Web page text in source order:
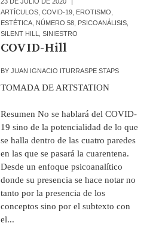
ARTÍCULOS ,COVID-19 EROTISMO
ESTÉTICA NÚMERO 58 PSICOANÁLISIS
SILENT HILL
,SINIESTRO
COVID-Hill
BYJUAN IGNACIO ITURRASPE STAPS
TOMADA DE ARTSTATION
Resumen No se hablará del COVID-
19 sino de la potencialidad de lo que
se halla dentro de las cuatro paredes
en las que se pasará la cuarentena.
Desde un enfoque psicoanalítico
donde su presencia se hace notar no
tanto por la presencia de los
conceptos sino por el subtexto con
el...